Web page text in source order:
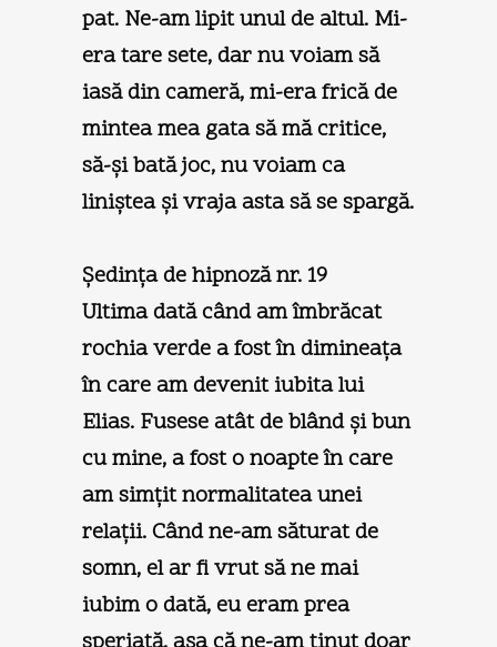
pat. Ne-am lipit unul de altul. Mi-
era tare sete, dar nu voiam să
iasă din cameră, mi-era frică de
mintea mea gata să mă critice,
să-şi bată joc, nu voiam ca
liniştea şi vraja asta să se spargă.
Şedinţa de hipnoză nr. 19
Ultima dată când am îmbrăcat
rochia verde a fost în dimineaţa
în care am devenit iubita lui
Elias. Fusese atât de blând şi bun
cu mine, a fost o noapte în care
am simţit normalitatea unei
relaţii. Când ne-am săturat de
somn, el ar fi vrut să ne mai
iubim o dată, eu eram prea